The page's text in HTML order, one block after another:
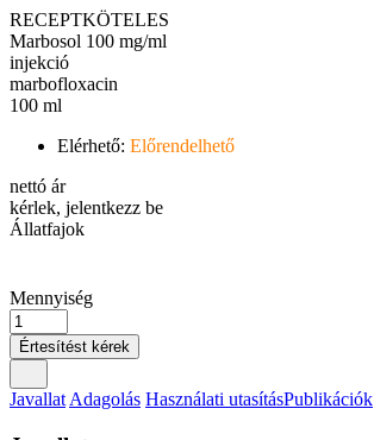
RECEPTKÖTELES
Marbosol 100 mg/ml
injekció
marbofloxacin
100 ml
Elérhető: Előrendelhető
nettó ár
kérlek, jelentkezz be
Állatfajok
Mennyiség
Értesítést kérek
Javallat Adagolás Használati utasításPublikációk